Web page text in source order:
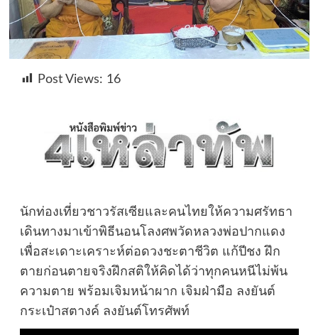
Post Views: 16
นักท่องเที่ยวชาวรัสเซียและคนไทยให้ความศรัทธา
เดินทางมาเข้าพิธีนอนโลงศพวัดหลวงพ่อปากแดง
เพื่อสะเดาะเคราะห์ต่อดวงชะตาชีวิต แก้ปีชง ฝึก
ตายก่อนตายจริงฝึกสติให้คิดได้ว่าทุกคนหนีไม่พ้น
ความตาย พร้อมเจิมหน้าผาก เจิมฝ่ามือ ลงยันต์
กระเป๋าสตางค์ ลงยันต์โทรศัพท์